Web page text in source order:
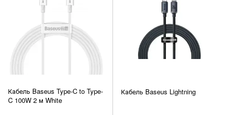
Кабель Baseus Type-C to Type-
C 100W 2 м White
Кабель Baseus Lightning